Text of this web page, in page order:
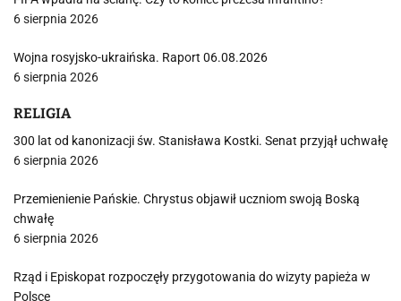
6 sierpnia 2026
Wojna rosyjsko-ukraińska. Raport 06.08.2026
6 sierpnia 2026
RELIGIA
300 lat od kanonizacji św. Stanisława Kostki. Senat przyjął uchwałę
6 sierpnia 2026
Przemienienie Pańskie. Chrystus objawił uczniom swoją Boską
chwałę
6 sierpnia 2026
Rząd i Episkopat rozpoczęły przygotowania do wizyty papieża w
Polsce